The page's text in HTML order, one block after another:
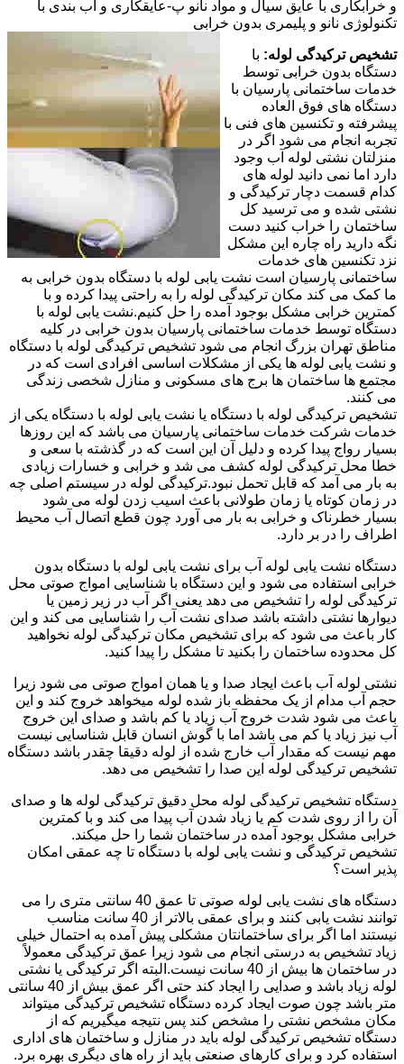
و خرابکاری با عایق سیال و مواد نانو پ-عایقکاری و آب بندی با
تکنولوژی نانو و پلیمری بدون خرابی
تشخیص ترکیدگی لوله: با
دستگاه بدون خرابی توسط
خدمات ساختمانی پارسیان با
دستگاه های فوق العاده
پیشرفته و تکنسین های فنی با
تجربه انجام می شود اگر در
منزلتان نشتی لوله آب وجود
دارد اما نمی دانید لوله های
کدام قسمت دچار ترکیدگی و
نشتی شده و می ترسید کل
ساختمان را خراب کنید دست
نگه دارید راه چاره این مشکل
نزد تکنسین های خدمات
ساختمانی پارسیان است نشت یابی لوله با دستگاه بدون خرابی به
ما کمک می کند مکان ترکیدگی لوله را به راحتی پیدا کرده و با
کمترین خرابی مشکل بوجود آمده را حل کنیم.نشت یابی لوله با
دستگاه توسط خدمات ساختمانی پارسیان بدون خرابی در کلیه
مناطق تهران بزرگ انجام می شود تشخیص ترکیدگی لوله با دستگاه
و نشت یابی لوله ها یکی از مشکلات اساسی افرادی است که در
مجتمع ها ساختمان ها برج های مسکونی و منازل شخصی زندگی
می کنند.
تشخیص ترکیدگی لوله با دستگاه یا نشت یابی لوله با دستگاه یکی از
خدمات شرکت خدمات ساختمانی پارسیان می باشد که این روزها
بسیار رواج پیدا کرده و دلیل آن این است که در گذشته با سعی و
خطا محل ترکیدگی لوله کشف می شد و خرابی و خسارات زیادی
به بار می آمد که قابل تحمل نبود.ترکیدگی لوله در سیستم اصلی چه
در زمان کوتاه یا زمان طولانی باعث اسیب زدن لوله می شود
بسیار خطرناک و خرابی به بار می آورد چون قطع اتصال آب محیط
اطراف را در بر دارد.
دستگاه نشت یابی لوله آب برای نشت یابی لوله با دستگاه بدون
خرابی استفاده می شود و این دستگاه با شناسایی امواج صوتی محل
ترکیدگی لوله را تشخیص می دهد یعنی اگر آب در زیر زمین یا
دیوارها نشتی داشته باشد صدای نشت آب را شناسایی می کند و این
کار باعث می شود که برای تشخیص مکان ترکیدگی لوله نخواهید
کل محدوده ساختمان را بکنید تا مشکل را پیدا کنید.
نشتی لوله آب باعث ایجاد صدا و یا همان امواج صوتی می شود زیرا
حجم آب مدام از یک محفظه باز شده لوله میخواهد خروج کند و این
باعث می شود شدت خروج آب زیاد یا کم باشد و صدای این خروج
آب نیز زیاد یا کم می باشد اما با گوش انسان قابل شناسایی نیست
مهم نیست که مقدار آب خارج شده از لوله دقیقا چقدر باشد دستگاه
تشخیص ترکیدگی لوله این صدا را تشخیص می دهد.
دستگاه تشخیص ترکیدگی لوله محل دقیق ترکیدگی لوله ها و صدای
آن را از روی شدت کم یا زیاد شدن آب پیدا می کند و با کمترین
خرابی مشکل بوجود آمده در ساختمان شما را حل میکند.
تشخیص ترکیدگی و نشت یابی لوله با دستگاه تا چه عمقی امکان
پذیر است؟
دستگاه های نشت یابی لوله صوتی تا عمق 40 سانتی متری را می
توانند نشت یابی کنند و برای عمقی بالاتر از 40 سانت مناسب
نیستند اما اگر برای ساختمانتان مشکلی پیش آمده به احتمال خیلی
زیاد تشخیص به درستی انجام می شود زیرا عمق ترکیدگی معمولاً
در ساختمان ها بیش از 40 سانت نیست.البته اگر ترکیدگی یا نشتی
لوله زیاد باشد و صدایی را ایجاد کند حتی اگر عمق بیش از 40 سانتی
متر باشد چون صوت ایجاد کرده دستگاه تشخیص ترکیدگی میتواند
مکان مشخص نشتی را مشخص کند پس نتیجه میگیریم که از
دستگاه تشخیص ترکیدگی لوله باید در منازل و ساختمان های اداری
استفاده کرد و برای کارهای صنعتی باید از راه های دیگری بهره برد.